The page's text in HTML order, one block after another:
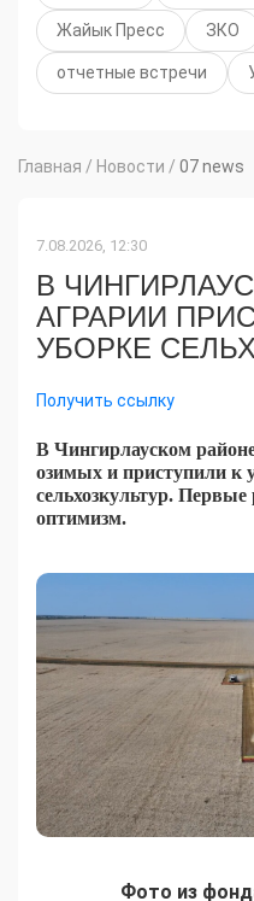
Жайык Пресс ЗКО
отчетные встречи
Главная / Новости / 07 news
7.08.2026, 12:30
В
АГРАРИИ
УБОРКЕ
Получить ссылку
В Чингирлауском
озимых и приступили к
сельхозкультур.
оптимизм.
Фото из